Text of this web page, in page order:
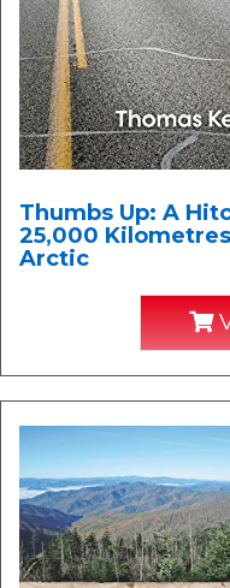
Thumbs Up: A
25,000
Arctic